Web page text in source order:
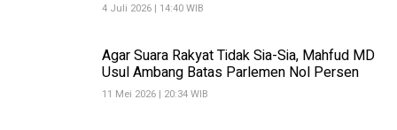
4 Juli 2026 | 14:40 WIB
Agar Suara Rakyat Tidak Sia-Sia, Mahfud MD
Usul Ambang Batas Parlemen Nol Persen
11 Mei 2026 | 20:34 WIB